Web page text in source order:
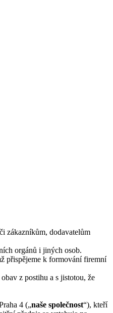
zákazníkům, dodavatelům
orgánů i jiných osob.
přispějeme k formování firemní
z postihu a s jistotou, že
4 („naše společnost“), kteří